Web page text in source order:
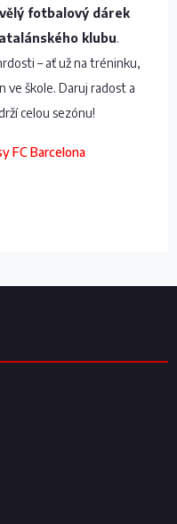
fotbalový dárek
klubu.
– ať už na tréninku,
ve škole. Daruj radost a
celou sezónu!
FC Barcelona